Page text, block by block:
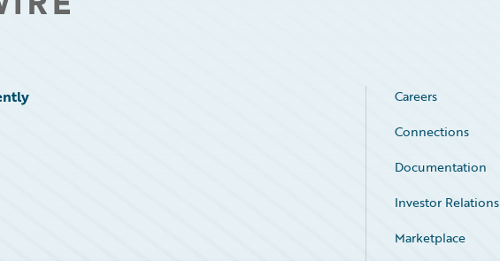
Careers
Connections
Documentation
Investor Relations
Marketplace